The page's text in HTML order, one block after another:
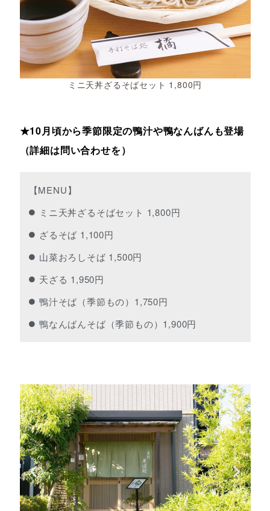
ミニ天丼ざるそばセット 1,800円
★10月頃から季節限定の鴨汁や鴨なんばんも登場
（詳細は問い合わせを）
【MENU】
ミニ天丼ざるそばセット 1,800円
ざるそば 1,100円
山菜おろしそば 1,500円
天ざる 1,950円
鴨汁そば（季節もの）1,750円
鴨なんばんそば（季節もの）1,900円